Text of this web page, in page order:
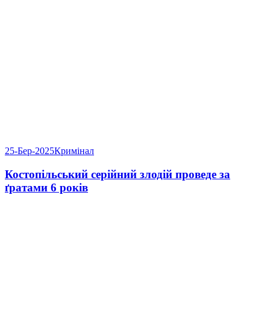
25-Бер-2025Кримінал
Костопільський серійний злодій проведе за
ґратами 6 років